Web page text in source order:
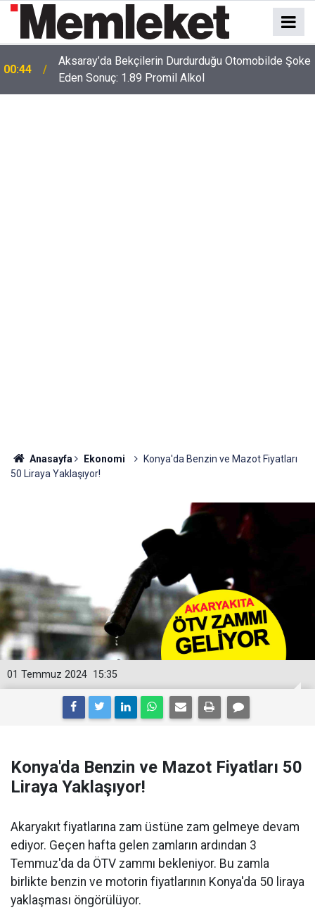
00:41 Polatlı-Haymana-Konya hattı bölünmüş yol oluyor
Anasayfa Ekonomi
Konya'da Benzin ve Mazot Fiyatları
50 Liraya Yaklaşıyor!
15:35
01 Temmuz 2024
Konya'da Benzin ve Mazot Fiyatları 50
Liraya Yaklaşıyor!
Akaryakıt fiyatlarına zam üstüne zam gelmeye devam
ediyor. Geçen hafta gelen zamların ardından 3
Temmuz'da da ÖTV zammı bekleniyor. Bu zamla
birlikte benzin ve motorin fiyatlarının Konya'da 50 liraya
yaklaşması öngörülüyor.